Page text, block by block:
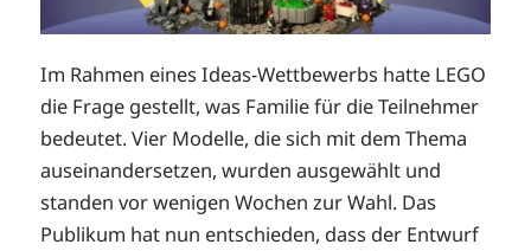
Im Rahmen eines Ideas-Wettbewerbs hatte LEGO
die Frage gestellt, was Familie für die Teilnehmer
bedeutet. Vier Modelle, die sich mit dem Thema
auseinandersetzen, wurden ausgewählt und
standen vor wenigen Wochen zur Wahl. Das
Publikum hat nun entschieden, dass der Entwurf